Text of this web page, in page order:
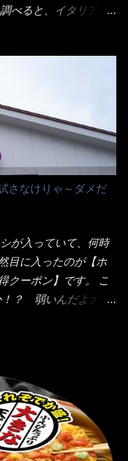
・生卵を用意しま
入れて完成です。 ど
ない！？ 笑 マルタ
フライ・ノンスチー
レートめんです。 豚
辛さとコクが凝縮さ
ー油とごま油を使用
。 調味油をスープ
上げて・・・ ええや
熱を加えてもへた
とダラーっとなるん
バランスで・・・
べると、イタリア語
いるようで、パック
構な差が出てい
しっかり確認し買う
干有り差がでてるだ
と・・・結構美味し
ロニの絡まった食
のスプーンを使って
ぇ～（このスプーン
たが、まずまずの美
い上げ力の良さを再
さなけりゃ～ダメだ
が入っていて、何時
目に入ったのが【ホ
クーポン】です。 こ
？ 弱いんだよナァ
には行きません。 最
です。（肉が喰いた
み、店員さんもフロ
れに注文はタッチパ
担当だけでも5人は